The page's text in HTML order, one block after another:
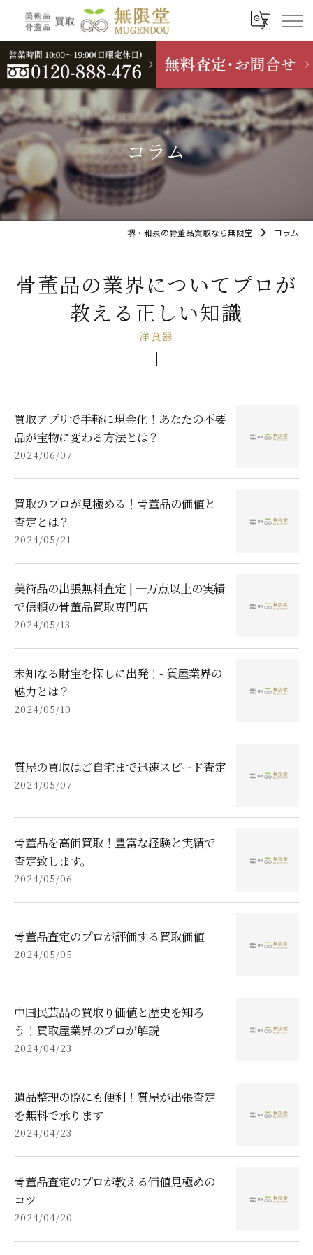
コラム
堺・和泉の骨董品買取なら無限堂 コラム
骨董品の業界についてプロが
教える正しい知識
洋食器
買取アプリで手軽に現金化！あなたの不要
品が宝物に変わる方法とは？
2024/06/07
買取のプロが見極める！骨董品の価値と
査定とは？
2024/05/21
美術品の出張無料査定 | 一万点以上の実績
で信頼の骨董品買取専門店
2024/05/13
未知なる財宝を探しに出発！- 質屋業界の
魅力とは？
2024/05/10
質屋の買取はご自宅まで迅速スピード査定
2024/05/07
骨董品を高価買取！豊富な経験と実績で
査定致します。
2024/05/06
骨董品査定のプロが評価する買取価値
2024/05/05
中国民芸品の買取り価値と歴史を知ろ
う！買取屋業界のプロが解説
2024/04/23
遺品整理の際にも便利！質屋が出張査定
を無料で承ります
2024/04/23
骨董品査定のプロが教える価値見極めの
コツ
2024/04/20